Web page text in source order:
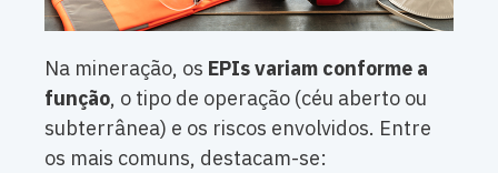
Na mineração, os EPIs variam conforme a
função, o tipo de operação (céu aberto ou
subterrânea) e os riscos envolvidos. Entre
os mais comuns, destacam-se: